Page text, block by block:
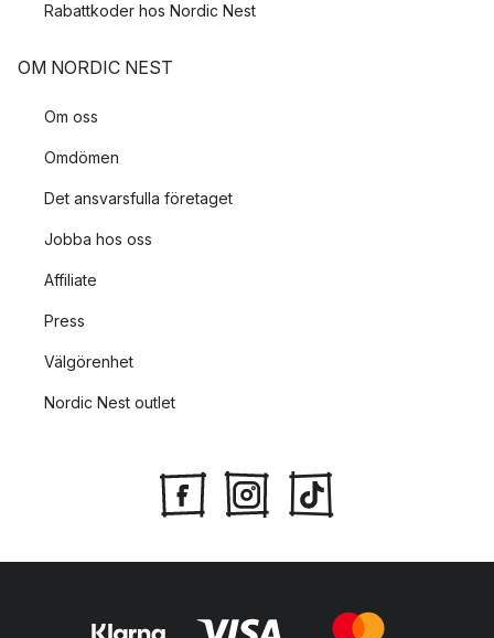
Rabattkoder hos Nordic Nest
OM NORDIC NEST
Om oss
Omdömen
Det ansvarsfulla företaget
Jobba hos oss
Affiliate
Press
Välgörenhet
Nordic Nest outlet